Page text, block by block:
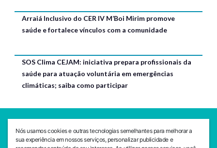
Arraiá Inclusivo do CER IV M’Boi Mirim promove
saúde e fortalece vínculos com a comunidade
SOS Clima CEJAM: iniciativa prepara profissionais da
saúde para atuação voluntária em emergências
climáticas; saiba como participar
Av. da Liberdade, 765, Liberdade, São Paulo, 01503-001
Nós usamos cookies e outras tecnologias semelhantes para melhorar a
sua experiência em nossos serviços, personalizar publicidade e